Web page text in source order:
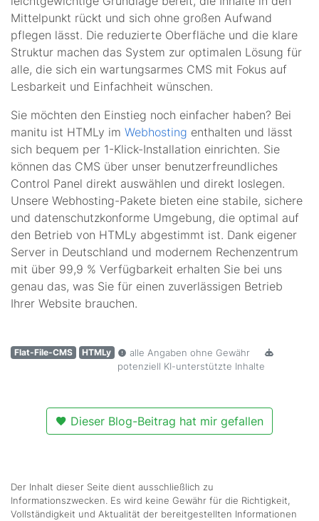
Mittelpunkt rückt und sich ohne großen Aufwand
pflegen lässt. Die reduzierte Oberfläche und die klare
Struktur machen das System zur optimalen Lösung für
alle, die sich ein wartungsarmes CMS mit Fokus auf
Lesbarkeit und Einfachheit wünschen.
Sie möchten den Einstieg noch einfacher haben? Bei
manitu ist HTMLy im Webhosting enthalten und lässt
sich bequem per 1-Klick-Installation einrichten. Sie
können das CMS über unser benutzerfreundliches
Control Panel direkt auswählen und direkt loslegen.
Unsere Webhosting-Pakete bieten eine stabile, sichere
und datenschutzkonforme Umgebung, die optimal auf
den Betrieb von HTMLy abgestimmt ist. Dank eigener
Server in Deutschland und modernem Rechenzentrum
mit über 99,9 % Verfügbarkeit erhalten Sie bei uns
genau das, was Sie für einen zuverlässigen Betrieb
Ihrer Website brauchen.
Flat-File-CMS HTMLy
alle Angaben ohne Gewähr
potenziell KI-unterstützte Inhalte
Dieser Blog-Beitrag hat mir gefallen
Der Inhalt dieser Seite dient ausschließlich zu
Informationszwecken. Es wird keine Gewähr für die Richtigkeit,
Vollständigkeit und Aktualität der bereitgestellten Informationen